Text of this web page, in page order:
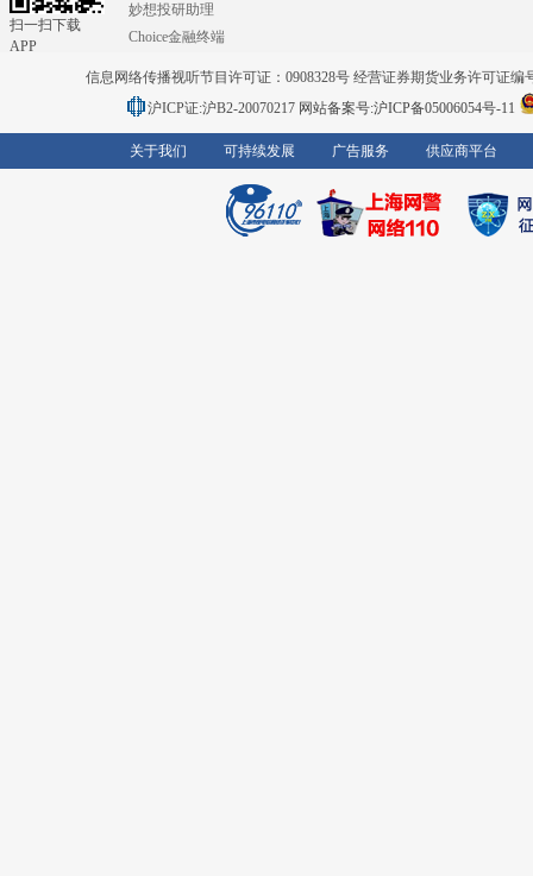
扫一扫下载
APP
妙想投研助理
Choice金融终端
信息网络传播视听节目许可证：0908328号 经营证券期货业务许可证编
沪ICP证:沪B2-20070217 网站备案号:沪ICP备05006054号-11
关于我们 可持续发展 广告服务 供应商平台